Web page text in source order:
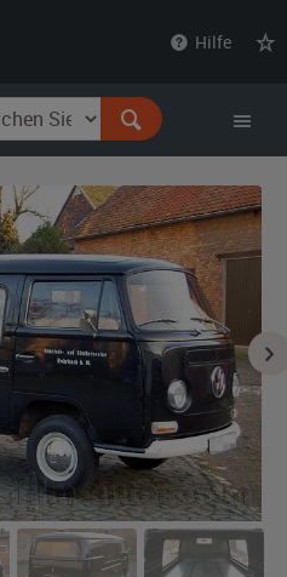
Hilfe